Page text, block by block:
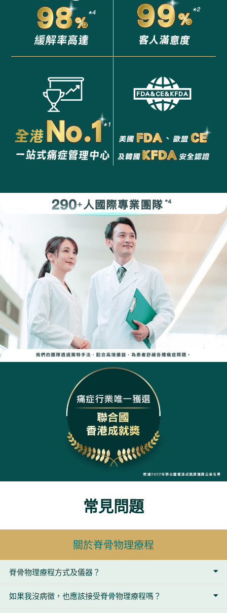
常見問題
關於脊骨物理療程
脊骨物理療程方式及儀器？
如果我沒病徵，也應該接受脊骨物理療程嗎？